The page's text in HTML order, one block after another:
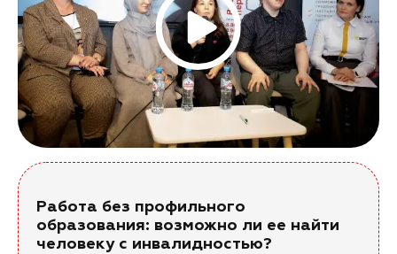
Работа без профильного
образования: возможно ли ее найти
человеку с инвалидностью?